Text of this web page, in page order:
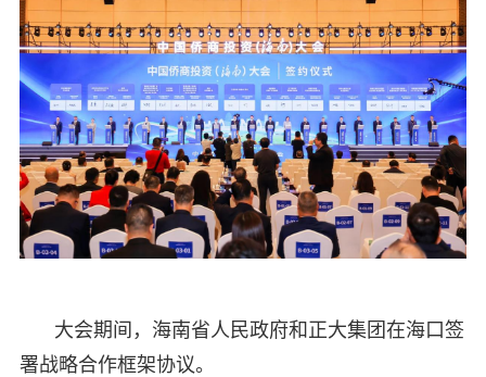
大会期间，海南省人民政府和正大集团在海口签
署战略合作框架协议。